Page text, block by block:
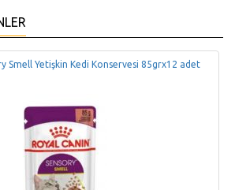
Smell Yetişkin Kedi Konservesi 85grx12 adet